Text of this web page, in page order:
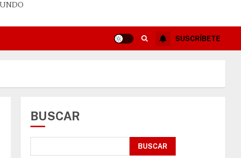
SUSCRÍBETE
BUSCAR
BUSCAR